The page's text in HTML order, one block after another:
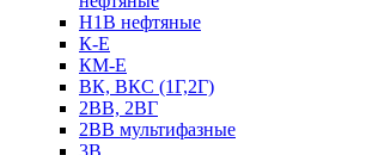
Н1В нефтяные
К-Е
КМ-Е
ВК, ВКС (1Г,2Г)
2ВВ, 2ВГ
2ВВ мультифазные
3В